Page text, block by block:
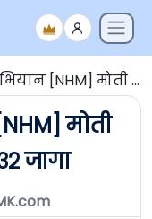
दमण येथे विविध पदांच्या ३२ जागा
मोती
जागा